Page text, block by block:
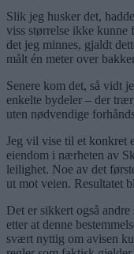
Slik jeg husker det,
viss størrelse ikke kunne
det jeg minnes, gjaldt
målt én meter over
Senere kom det, så vidt
enkelte bydeler – der
uten nødvendige
Jeg vil vise til et konkret
eiendom i nærheten av
leilighet. Noe av det
ut mot veien. Resultatet
Det er sikkert også
etter at denne
svært nyttig om avisen